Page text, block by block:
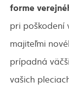
forme
pri poškodení
majiteľmi
prípadná
vašich